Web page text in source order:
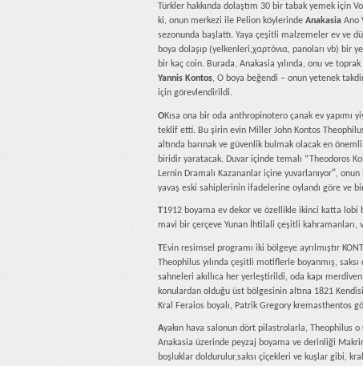
Türkler hakkında dolaştım 30 bir tabak yemek için
ki, onun merkezi ile Pelion köylerinde Anakasia Ano
sezonunda başlattı. Yaya çeşitli malzemeler ev ve
boya dolaşıp (yelkenleri,χαρτόνια, panoları vb) bir
bir kaç coin. Burada, Anakasia yılında, onu ve
Yannis Kontos, O boya beğendi – onun yetenek
için görevlendirildi.
ΟKısa ona bir oda anthropinotero çanak ev yapımı
teklif etti. Bu şirin evin Miller John Kontos
altında barınak ve güvenlik bulmak olacak en
biridir yaratacak. Duvar içinde temalı “Theodoros
Lernin Dramalı Kazananlar içine yuvarlanıyor″,
yavaş eski sahiplerinin ifadelerine oylandı göre ve
T1912 boyama ev dekor ve özellikle ikinci katta lobi
mavi bir çerçeve Yunan İhtilali çeşitli kahramanları,
TEvin resimsel programı iki bölgeye ayrılmıştır
Theophilus yılında çeşitli motiflerle boyanmış,
sahneleri akıllıca her yerleştirildi, oda kapı
konulardan olduğu üst bölgesinin altına 1821
Kral Feraios boyalı, Patrik Gregory kremasthentos
Ayakın hava salonun dört pilastrolarla, Theophilus
Anakasia üzerinde peyzaj boyama ve derinliği
boşluklar doldurulur,saksı çiçekleri ve kuşlar gibi,